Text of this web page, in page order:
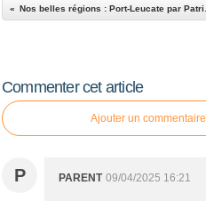
Commenter cet article
Ajouter un commentaire
P PARENT 09/04/2025 16:21